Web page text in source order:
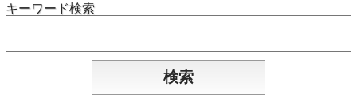
キーワード検索